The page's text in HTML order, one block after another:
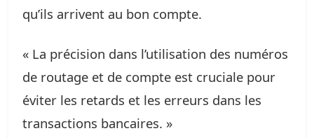
qu’ils arrivent au bon compte.
« La précision dans l’utilisation des numéros
de routage et de compte est cruciale pour
éviter les retards et les erreurs dans les
transactions bancaires. »